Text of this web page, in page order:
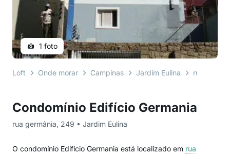
Condomínio Edifício Germania
rua germânia, 249 • Jardim Eulina
O condomínio Edifício Germania está localizado em rua
1 foto
Loft Onde morar Campinas Jardim Eulina rua